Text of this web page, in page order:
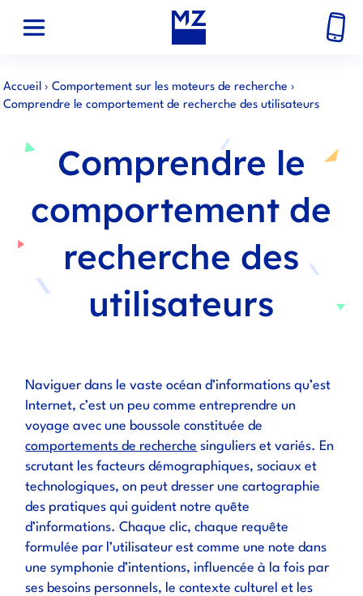
Accueil ›Comportement sur les moteurs de recherche ›
Comprendre le comportement de recherche des utilisateurs
Comprendre le
comportement de
recherche des
utilisateurs
Naviguer dans le vaste océan d’informations qu’est
Internet, c’est un peu comme entreprendre un
voyage avec une boussole constituée de
comportements de recherche singuliers et variés. En
scrutant les facteurs démographiques, sociaux et
technologiques, on peut dresser une cartographie
des pratiques qui guident notre quête
d’informations. Chaque clic, chaque requête
formulée par l’utilisateur est comme une note dans
une symphonie d’intentions, influencée à la fois par
ses besoins personnels, le contexte culturel et les